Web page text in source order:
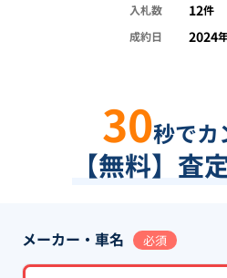
入札数 12件
成約日
2024
30秒でカ
【無料】査
メーカー・車名 必須